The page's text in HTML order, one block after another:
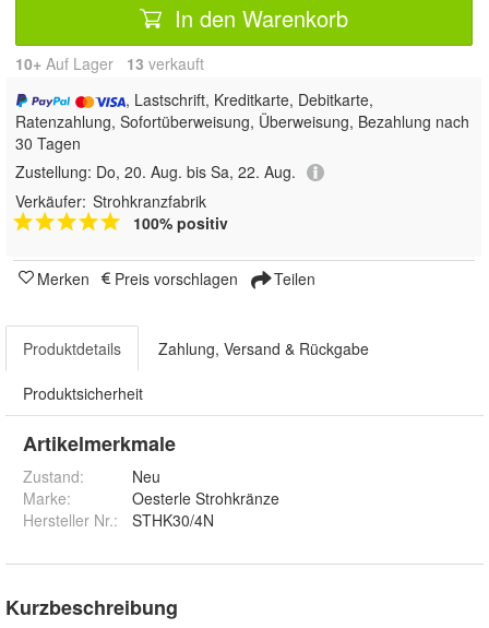
In den Warenkorb
10+ Auf Lager 13 verkauft
, Lastschrift, Kreditkarte, Debitkarte,
Ratenzahlung, Sofortüberweisung, Überweisung, Bezahlung nach
30 Tagen
Zustellung: Do, 20. Aug. bis Sa, 22. Aug.
Verkäufer: Strohkranzfabrik
100% positiv
Merken Preis vorschlagen Teilen
Produktdetails Zahlung, Versand & Rückgabe
Produktsicherheit
Artikelmerkmale
Zustand:
Neu
Marke:
Oesterle Strohkränze
Hersteller Nr.:
STHK30/4N
Kurzbeschreibung